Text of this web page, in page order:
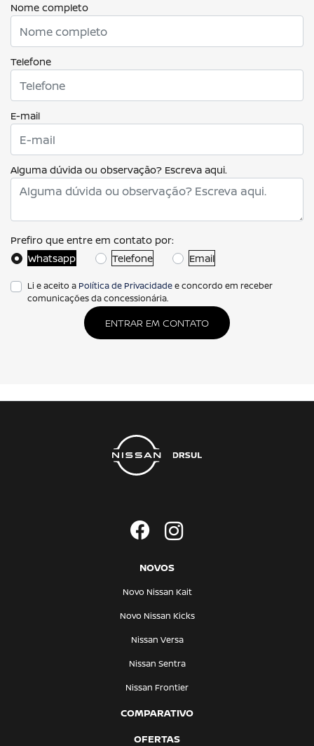
Nome completo
Telefone
E-mail
Alguma dúvida ou observação? Escreva aqui.
Prefiro que entre em contato por:
Whatsapp
Telefone Email
Li e aceito a Política de Privacidadee concordo em receber
comunicações da concessionária.
ENTRAR EM CONTATO
NOVOS
Novo Nissan Kait
Novo Nissan Kicks
Nissan Versa
Nissan Sentra
Nissan Frontier
COMPARATIVO
OFERTAS